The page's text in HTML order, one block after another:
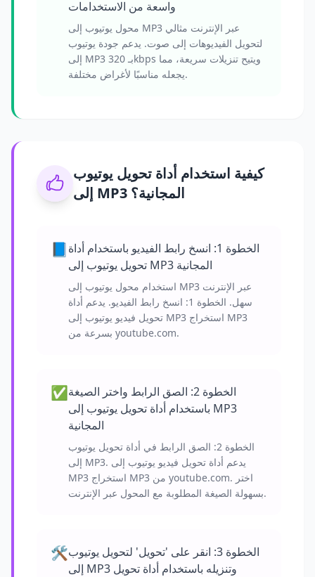
واسعة من الاستخدامات
محول يوتيوب إلى MP3 عبر الإنترنت مثالي
لتحويل الفيديوهات إلى صوت. يدعم جودة يوتيوب
إلى MP3 بـ 320kbps ويتيح تنزيلات سريعة، مما
يجعله مناسبًا لأغراض مختلفة.
كيفية استخدام أداة تحويل يوتيوب
إلى MP3 المجانية؟
📘الخطوة 1: انسخ رابط الفيديو باستخدام أداة
تحويل يوتيوب إلى MP3 المجانية
استخدام محول يوتيوب إلى MP3 عبر الإنترنت
سهل. الخطوة 1: انسخ رابط الفيديو. يدعم أداة
تحويل فيديو يوتيوب إلى MP3 استخراج MP3
بسرعة من youtube.com.
✅ الخطوة 2: الصق الرابط واختر الصيغة
باستخدام أداة تحويل يوتيوب إلى MP3
المجانية
الخطوة 2: الصق الرابط في أداة تحويل يوتيوب
إلى MP3. يدعم أداة تحويل فيديو يوتيوب إلى
MP3 استخراج MP3 من youtube.com. اختر
بسهولة الصيغة المطلوبة مع المحول عبر الإنترنت.
🛠️الخطوة 3: انقر على 'تحويل' لتحويل يوتيوب
إلى MP3 وتنزيله باستخدام أداة تحويل